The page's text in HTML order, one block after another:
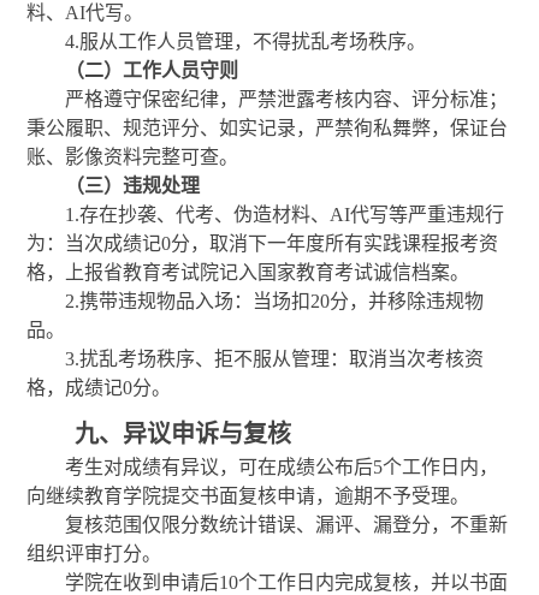
料、AI代写。
4.服从工作人员管理，不得扰乱考场秩序。
（二）工作人员守则
严格遵守保密纪律，严禁泄露考核内容、评分标准；
秉公履职、规范评分、如实记录，严禁徇私舞弊，保证台
账、影像资料完整可查。
（三）违规处理
1.存在抄袭、代考、伪造材料、AI代写等严重违规行
为：当次成绩记0分，取消下一年度所有实践课程报考资
格，上报省教育考试院记入国家教育考试诚信档案。
2.携带违规物品入场：当场扣20分，并移除违规物
品。
3.扰乱考场秩序、拒不服从管理：取消当次考核资
格，成绩记0分。
九、异议申诉与复核
考生对成绩有异议，可在成绩公布后5个工作日内，
向继续教育学院提交书面复核申请，逾期不予受理。
复核范围仅限分数统计错误、漏评、漏登分，不重新
组织评审打分。
学院在收到申请后10个工作日内完成复核，并以书面